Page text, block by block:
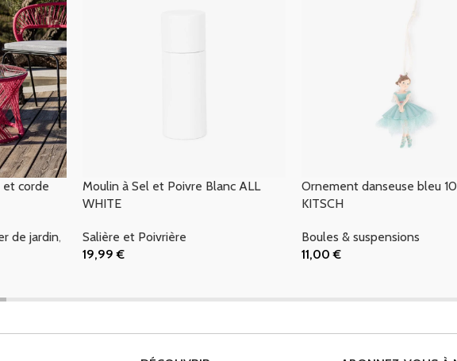
et corde
de jardin,
Moulin à Sel et Poivre Blanc ALL
WHITE
Salière et Poivrière
19,99€
Ornement danseuse bleu
KITSCH
Boules & suspensions
11,00€